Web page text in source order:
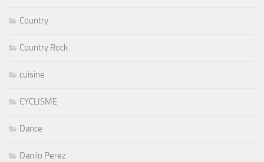
Country
Country Rock
cuisine
CYCLISME
Dance
Danilo Perez